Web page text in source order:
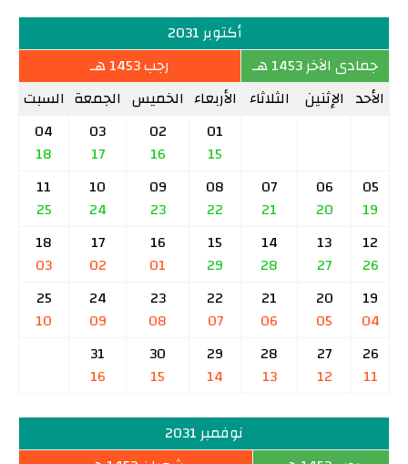
أكتوبر 2031
جمادى الآخر 1453 هـ
رجب 1453 هـ
الأحد الإثنين الثلاثاء الأربعاء الخميس الجمعة السبت
01
15
02
16
03
17
04
18
05
19
06
20
07
21
08
22
09
23
10
24
11
25
12
26
13
27
14
28
15
29
16
01
17
02
18
03
19
04
20
05
21
06
22
07
23
08
24
09
25
10
26
11
27
12
28
13
29
14
30
15
31
16
نوفمبر 2031